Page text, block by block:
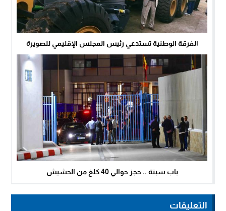
الفرقة الوطنية تستدعي رئيس المجلس الإقليمي للصويرة
باب سبتة .. حجز حوالي 40 كلغ من الحشيش
التعليقات